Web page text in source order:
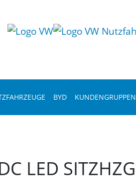
BYD KUNDENGRUPPEN
LED SITZHZG